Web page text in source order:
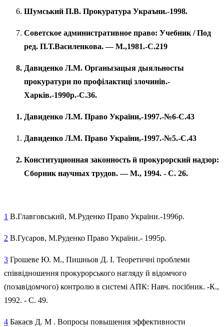
Шумський П.В. Прокуратура Украъни.-1998.
Советское административное право: Учебник / Под
ред. П.Т.Василенкова. — М.,1981.-С.219
Давиденко Л.М. Органызацыя дыяльносты
прокуратури по профілактиці злочинів.-
Харків.-1990р.-С.36.
Давиденко Л.М. Право України,-1997.-№6-С.43
Давиденко Л.М. Право України,-1997.-№5.-С.43
Конституционная законность й прокурорский надзор:
Сборник научных трудов. — М., 1994. - С. 26.
1 В.Главговський, М.Руденко Право України.-1996р.
2 В.Гусаров, М.Руденко Право України.- 1995р.
3 Грошеве Ю. М., Пишньов Д. І. Теоретичні проблеми
співвідношен­ня прокурорського нагляду й відомчого
(позавідомчого) контролю в системі АПК: Навч. посібник. -К.,
1992. - С. 49.
4 Бакаєв Д. М . Вопросы повышения эффективности